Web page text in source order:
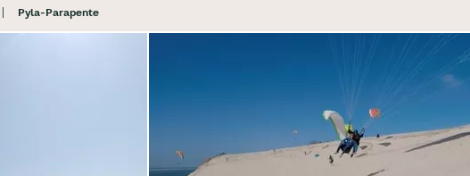
Pyla-Parapente